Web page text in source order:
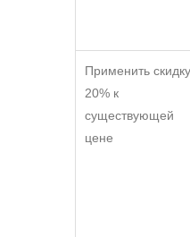
Применить скидку
20% к
существующей
цене